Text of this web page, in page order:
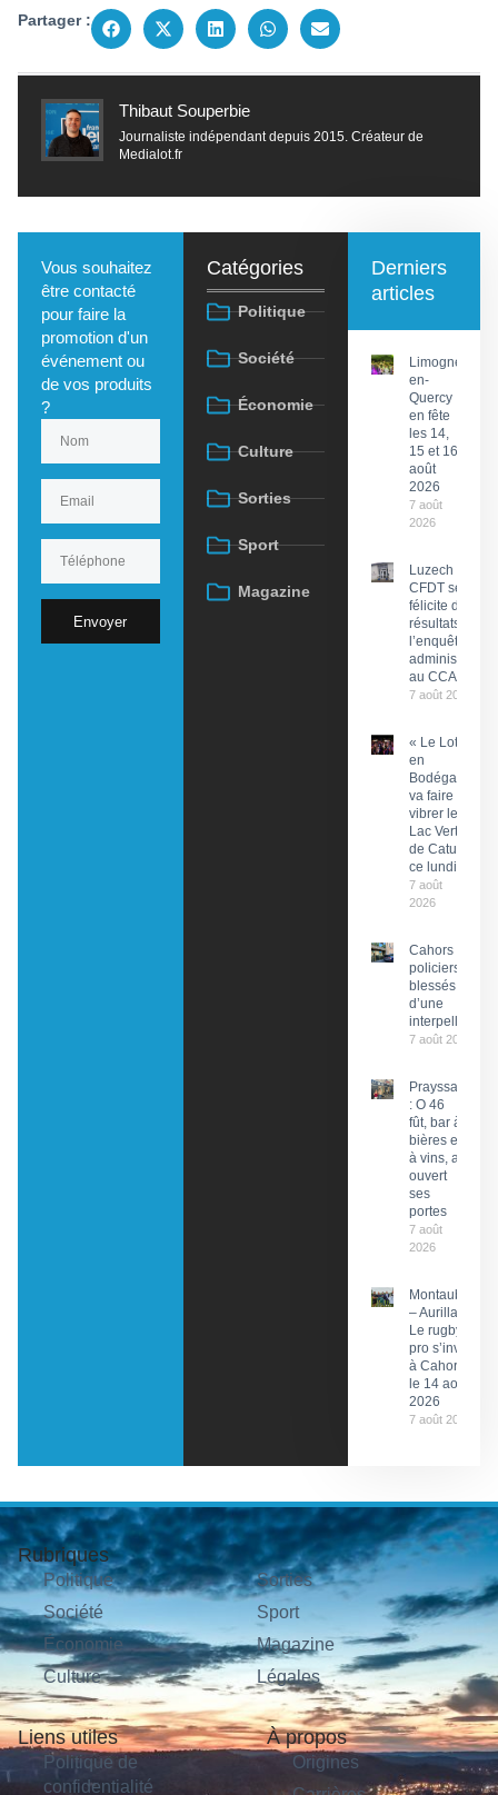
Partager :
Thibaut Souperbie
Journaliste indépendant depuis 2015. Créateur de
Medialot.fr
Vous souhaitez
être contacté
pour faire la
promotion d'un
événement ou
de vos produits
?
Envoyer
Catégories
Politique
Société
Économie
Culture
Sorties
Sport
Magazine
Derniers
articles
Limogne-
en-
Quercy
en fête
les 14,
15 et 16
août
2026
7 août
2026
Luzech : La
CFDT se
félicite des
résultats de
l’enquête
administrative
au CCAS
7 août 2026
« Le Lot
en
Bodéga »
va faire
vibrer le
Lac Vert
de Catus
ce lundi
7 août
2026
Cahors : Des
policiers
blessés lors
d’une
interpellation
7 août 2026
Prayssac
: O 46
fût, bar à
bières et
à vins, a
ouvert
ses
portes
7 août
2026
Montauban
– Aurillac :
Le rugby
pro s’invite
à Cahors
le 14 août
2026
7 août 2026
Rubriques
Politique
Société
Économie
Culture
Sorties
Sport
Magazine
Légales
Liens utiles
Politique de
confidentialité
À propos
Origines